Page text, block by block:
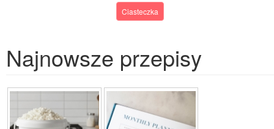
Ciasteczka
Najnowsze przepisy